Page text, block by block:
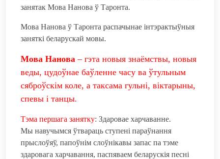
занятак Мова Нанова ў Таронта.
Мова Нанова ў Таронта распачынае інтэрактыўныя
заняткі беларускай мовы.
Мова Нанова – гэта новыя знаёмствы, новыя
веды, цудоўнае баўленне часу ва ўтульным
сяброўскім коле, а таксама гульні, віктарыны,
спевы і танцы.
Тэма першага занятку: Здаровае харчаванне.
Мы навучымся ўтвараць cтупені параўнання
прыслоўяў, папоўнім слоўнікавы запас па тэме
здаровага харчавання, паспяваем беларускія песні